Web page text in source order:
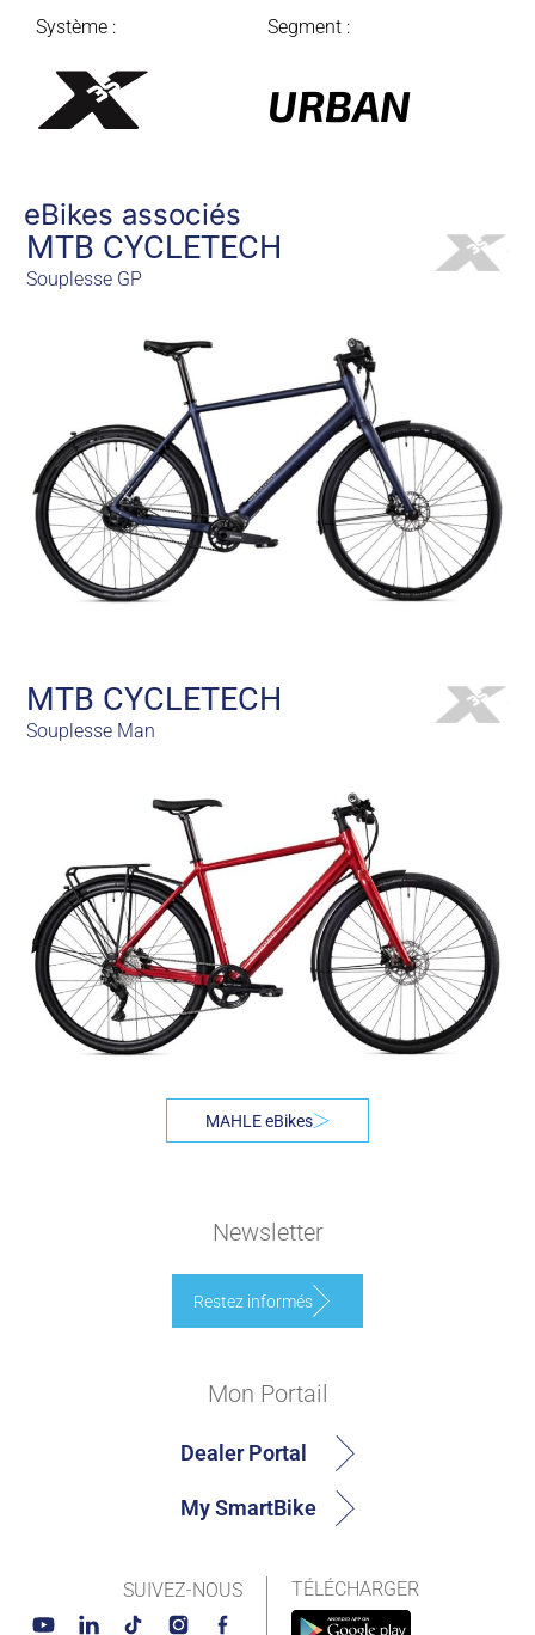
Système : Segment :
URBAN
eBikes associés
MTB CYCLETECH
Souplesse GP
MTB CYCLETECH
Souplesse Man
MAHLE eBikes
Newsletter
Restez informés
TÉLÉCHARGER
Mon Portail
Dealer Portal
My SmartBike
SUIVEZ-NOUS